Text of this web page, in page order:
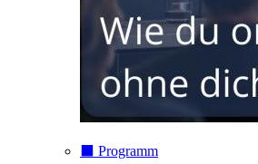
⬛️ Programm